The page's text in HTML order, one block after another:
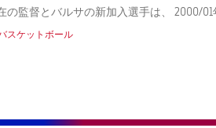
の監督とバルサの新加入選手は、 2000/
スケットボール